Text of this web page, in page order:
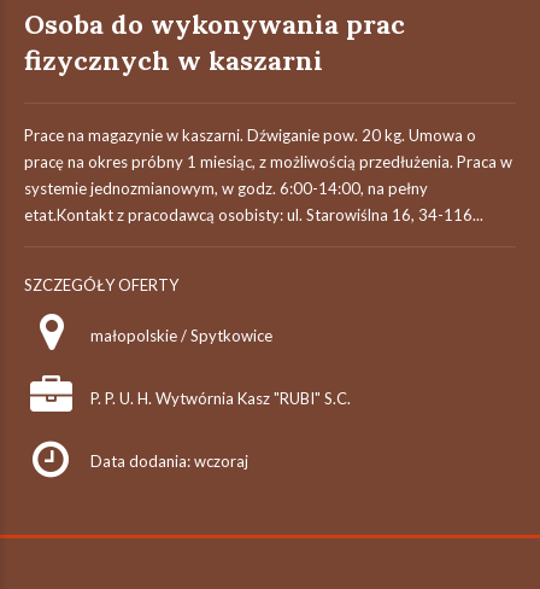
Osoba do wykonywania prac
fizycznych w kaszarni
Prace na magazynie w kaszarni. Dźwiganie pow. 20 kg. Umowa o
pracę na okres próbny 1 miesiąc, z możliwością przedłużenia. Praca w
systemie jednozmianowym, w godz. 6:00-14:00, na pełny
etat.Kontakt z pracodawcą osobisty: ul. Starowiślna 16, 34-116...
SZCZEGÓŁY OFERTY
małopolskie / Spytkowice
P. P. U. H. Wytwórnia Kasz "RUBI" S.C.
Data dodania: wczoraj